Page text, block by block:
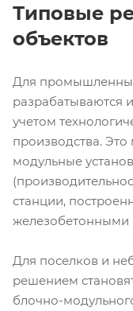
Типовые
объектов
Для
разрабатываются
учетом
производства.
модульные
станции,
железобетонными
Для поселков и
решением
блочно-